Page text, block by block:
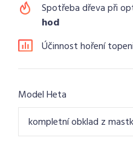
Spotřeba dřeva při
hod
Účinnost hoření
Model Heta
kompletní obklad z